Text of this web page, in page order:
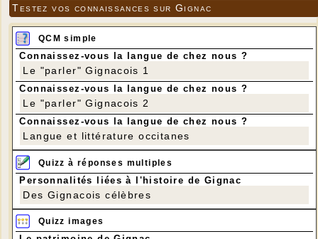
Testez vos connaissances sur Gignac
QCM simple
Connaissez-vous la langue de chez nous ?
Le "parler" Gignacois 1
Connaissez-vous la langue de chez nous ?
Le "parler" Gignacois 2
Connaissez-vous la langue de chez nous ?
Langue et littérature occitanes
Quizz à réponses multiples
Personnalités liées à l'histoire de Gignac
Des Gignacois célèbres
Quizz images